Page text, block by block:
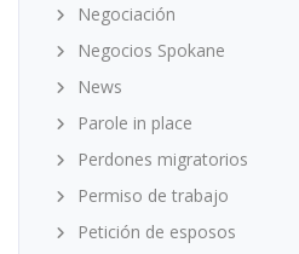
Negociación
Negocios Spokane
News
Parole in place
Perdones migratorios
Permiso de trabajo
Petición de esposos